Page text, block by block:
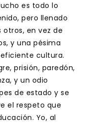
es todo lo
pero llenado
en vez de
y una pésima
cultura.
prisión, paredón,
y un odio
de estado y se
el respeto que
Yo, al